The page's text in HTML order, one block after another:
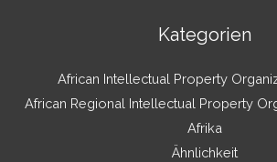
Kategorien
African Intellectual Property
African Regional Intellectual Property
Afrika
Ähnlichkeit